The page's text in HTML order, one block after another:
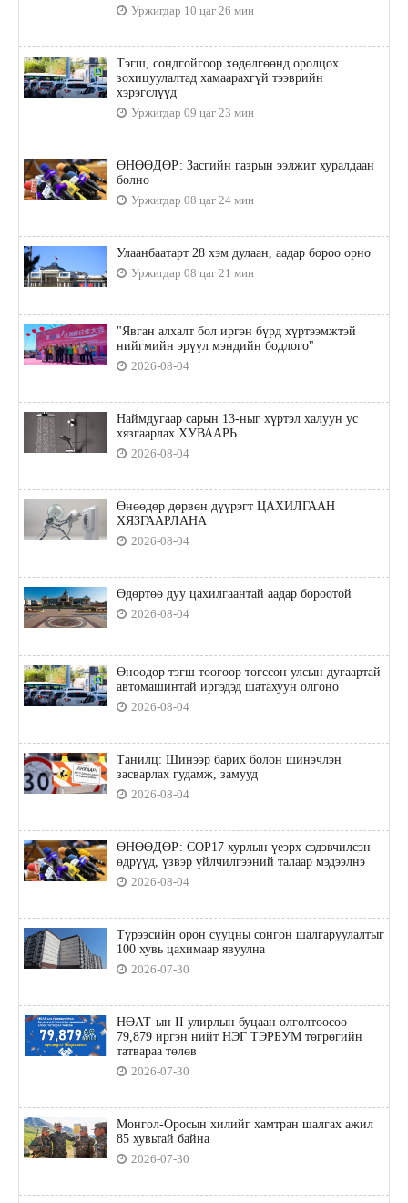
Уржигдар 10 цаг 26 мин
Тэгш, сондгойгоор хөдөлгөөнд оролцох
зохицуулалтад хамаарахгүй тээврийн
хэрэгслүүд
Уржигдар 09 цаг 23 мин
ӨНӨӨДӨР: Засгийн газрын ээлжит хуралдаан
болно
Уржигдар 08 цаг 24 мин
Улаанбаатарт 28 хэм дулаан, аадар бороо орно
Уржигдар 08 цаг 21 мин
"Явган алхалт бол иргэн бүрд хүртээмжтэй
нийгмийн эрүүл мэндийн бодлого"
2026-08-04
Наймдугаар сарын 13-ныг хүртэл халуун ус
хязгаарлах ХУВААРЬ
2026-08-04
Өнөөдөр дөрвөн дүүрэгт ЦАХИЛГААН
ХЯЗГААРЛАНА
2026-08-04
Өдөртөө дуу цахилгаантай аадар бороотой
2026-08-04
Өнөөдөр тэгш тоогоор төгссөн улсын дугаартай
автомашинтай иргэдэд шатахуун олгоно
2026-08-04
Танилц: Шинээр барих болон шинэчлэн
засварлах гудамж, замууд
2026-08-04
ӨНӨӨДӨР: COP17 хурлын үеэрх сэдэвчилсэн
өдрүүд, үзвэр үйлчилгээний талаар мэдээлнэ
2026-08-04
Түрээсийн орон сууцны сонгон шалгаруулалтыг
100 хувь цахимаар явуулна
2026-07-30
НӨАТ-ын II улирлын буцаан олголтоосоо
79,879 иргэн нийт НЭГ ТЭРБУМ төгрөгийн
татвараа төлөв
2026-07-30
Монгол-Оросын хилийг хамтран шалгах ажил
85 хувьтай байна
2026-07-30